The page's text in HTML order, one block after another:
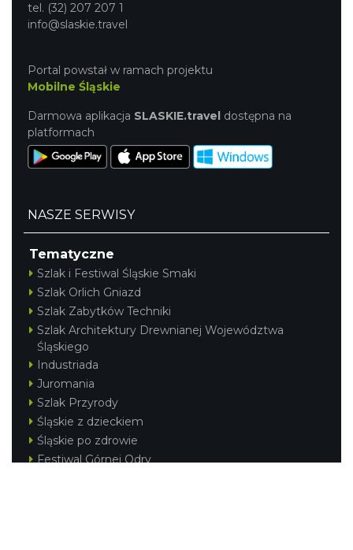
tel. (32) 207 207 1
info@slaskie.travel
Portal powstał w ramach projektu
Mobilne Śląskie
Darmowa aplikacja SLASKIE.travel dostępna na
platformach
NASZE SERWISY
Tematyczne
Szlak i Festiwal Śląskie Smaki
Szlak Orlich Gniazd
Szlak Zabytków Techniki
Szlak Architektury Drewnianej Województwa
Śląskiego
Industriada
Juromania
Szlak Przyrody
Śląskie z dzieckiem
Śląskie po zdrowie
Festiwal Górnej Odry